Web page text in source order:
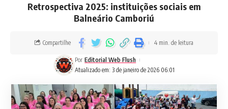
Retrospectiva 2025: instituições sociais em
Balneário Camboriú
Atualizado em: 3 de janeiro de 2026 06:01
Por Editorial Web Flush
Compartilhe 4 min. de leitura